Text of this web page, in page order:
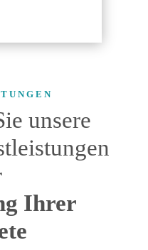
unsere
Ihrer